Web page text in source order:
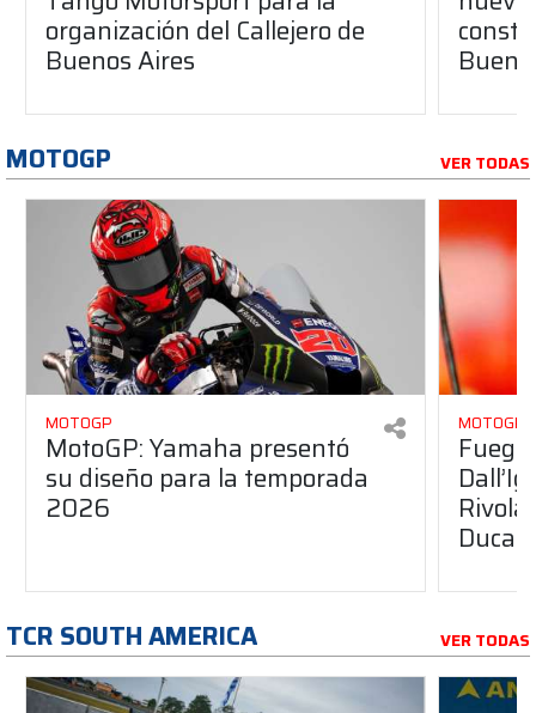
organización del Callejero de
Buenos Aires
MOTOGP VER TODAS
MOTOGP
MotoGP: Yamaha presentó
su diseño para la temporada
2026
MOTOGP
Ducati
TCR SOUTH AMERICA VER TODAS